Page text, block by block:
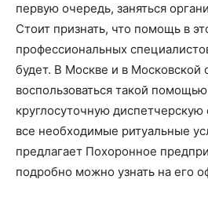
первую очередь, заняться
Стоит признать, что помощь в
профессиональных
будет. В Москве и в Московской
воспользоваться такой
круглосуточную
все необходимые ритуальные
предлагает Похоронное
подробно можно узнать на его